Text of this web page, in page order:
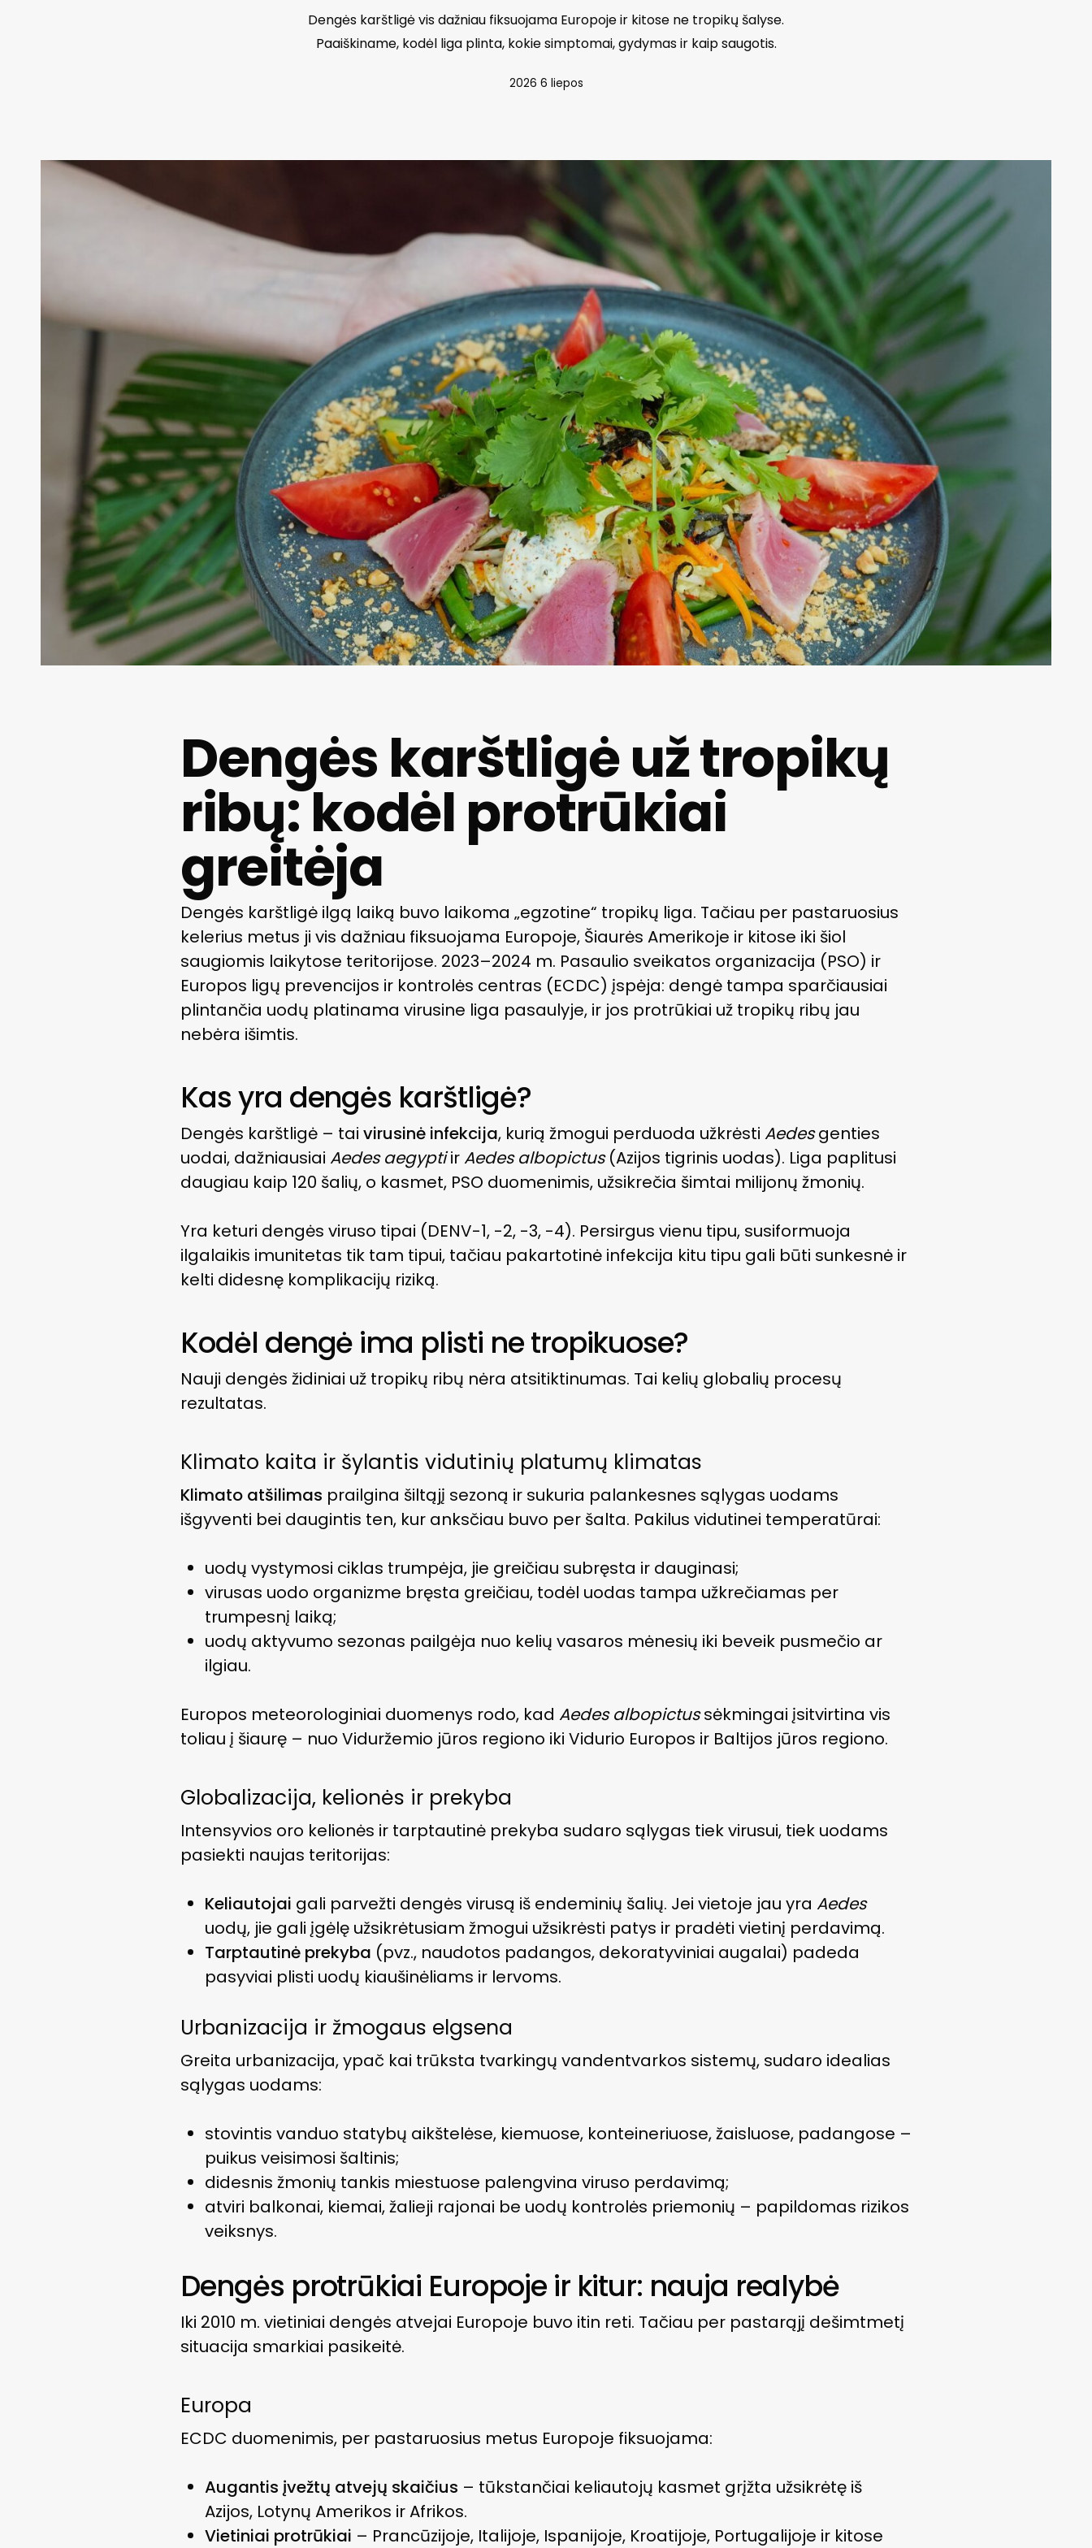
Dengės karštligė vis dažniau fiksuojama Europoje ir kitose ne tropikų šalyse.
Paaiškiname, kodėl liga plinta, kokie simptomai, gydymas ir kaip saugotis.
2026 6 liepos
Dengės karštligė už tropikų
ribų: kodėl protrūkiai
greitėja
Dengės karštligė ilgą laiką buvo laikoma „egzotine“ tropikų liga. Tačiau per pastaruosius
kelerius metus ji vis dažniau fiksuojama Europoje, Šiaurės Amerikoje ir kitose iki šiol
saugiomis laikytose teritorijose. 2023–2024 m. Pasaulio sveikatos organizacija (PSO) ir
Europos ligų prevencijos ir kontrolės centras (ECDC) įspėja: dengė tampa sparčiausiai
plintančia uodų platinama virusine liga pasaulyje, ir jos protrūkiai už tropikų ribų jau
nebėra išimtis.
Kas yra dengės karštligė?
Dengės karštligė – tai virusinė infekcija, kurią žmogui perduoda užkrėsti Aedesgenties
uodai, dažniausiai Aedes aegyptiirAedes albopictus(Azijos tigrinis uodas). Liga paplitusi
daugiau kaip 120 šalių, o kasmet, PSO duomenimis, užsikrečia šimtai milijonų žmonių.
Yra keturi dengės viruso tipai (DENV-1, -2, -3, -4). Persirgus vienu tipu, susiformuoja
ilgalaikis imunitetas tik tam tipui, tačiau pakartotinė infekcija kitu tipu gali būti sunkesnė ir
kelti didesnę komplikacijų riziką.
Kodėl dengė ima plisti ne tropikuose?
Nauji dengės židiniai už tropikų ribų nėra atsitiktinumas. Tai kelių globalių procesų
rezultatas.
Klimato kaita ir šylantis vidutinių platumų klimatas
Klimato atšilimas prailgina šiltąjį sezoną ir sukuria palankesnes sąlygas uodams
išgyventi bei daugintis ten, kur anksčiau buvo per šalta. Pakilus vidutinei temperatūrai:
uodų vystymosi ciklas trumpėja, jie greičiau subręsta ir dauginasi;
virusas uodo organizme bręsta greičiau, todėl uodas tampa užkrečiamas per
trumpesnį laiką;
uodų aktyvumo sezonas pailgėja nuo kelių vasaros mėnesių iki beveik pusmečio ar
ilgiau.
Europos meteorologiniai duomenys rodo, kad Aedes albopictussėkmingai įsitvirtina vis
toliau į šiaurę – nuo Viduržemio jūros regiono iki Vidurio Europos ir Baltijos jūros regiono.
Globalizacija, kelionės ir prekyba
Intensyvios oro kelionės ir tarptautinė prekyba sudaro sąlygas tiek virusui, tiek uodams
pasiekti naujas teritorijas:
Keliautojai gali parvežti dengės virusą iš endeminių šalių. Jei vietoje jau yra Aedes
uodų, jie gali įgėlę užsikrėtusiam žmogui užsikrėsti patys ir pradėti vietinį perdavimą.
Tarptautinė prekyba (pvz., naudotos padangos, dekoratyviniai augalai) padeda
pasyviai plisti uodų kiaušinėliams ir lervoms.
Urbanizacija ir žmogaus elgsena
Greita urbanizacija, ypač kai trūksta tvarkingų vandentvarkos sistemų, sudaro idealias
sąlygas uodams:
stovintis vanduo statybų aikštelėse, kiemuose, konteineriuose, žaisluose, padangose –
puikus veisimosi šaltinis;
didesnis žmonių tankis miestuose palengvina viruso perdavimą;
atviri balkonai, kiemai, žalieji rajonai be uodų kontrolės priemonių – papildomas rizikos
veiksnys.
Dengės protrūkiai Europoje ir kitur: nauja realybė
Iki 2010 m. vietiniai dengės atvejai Europoje buvo itin reti. Tačiau per pastarąjį dešimtmetį
situacija smarkiai pasikeitė.
Europa
ECDC duomenimis, per pastaruosius metus Europoje fiksuojama:
Augantis įvežtų atvejų skaičius – tūkstančiai keliautojų kasmet grįžta užsikrėtę iš
Azijos, Lotynų Amerikos ir Afrikos.
Vietiniai protrūkiai – Prancūzijoje, Italijoje, Ispanijoje, Kroatijoje, Portugalijoje ir kitose